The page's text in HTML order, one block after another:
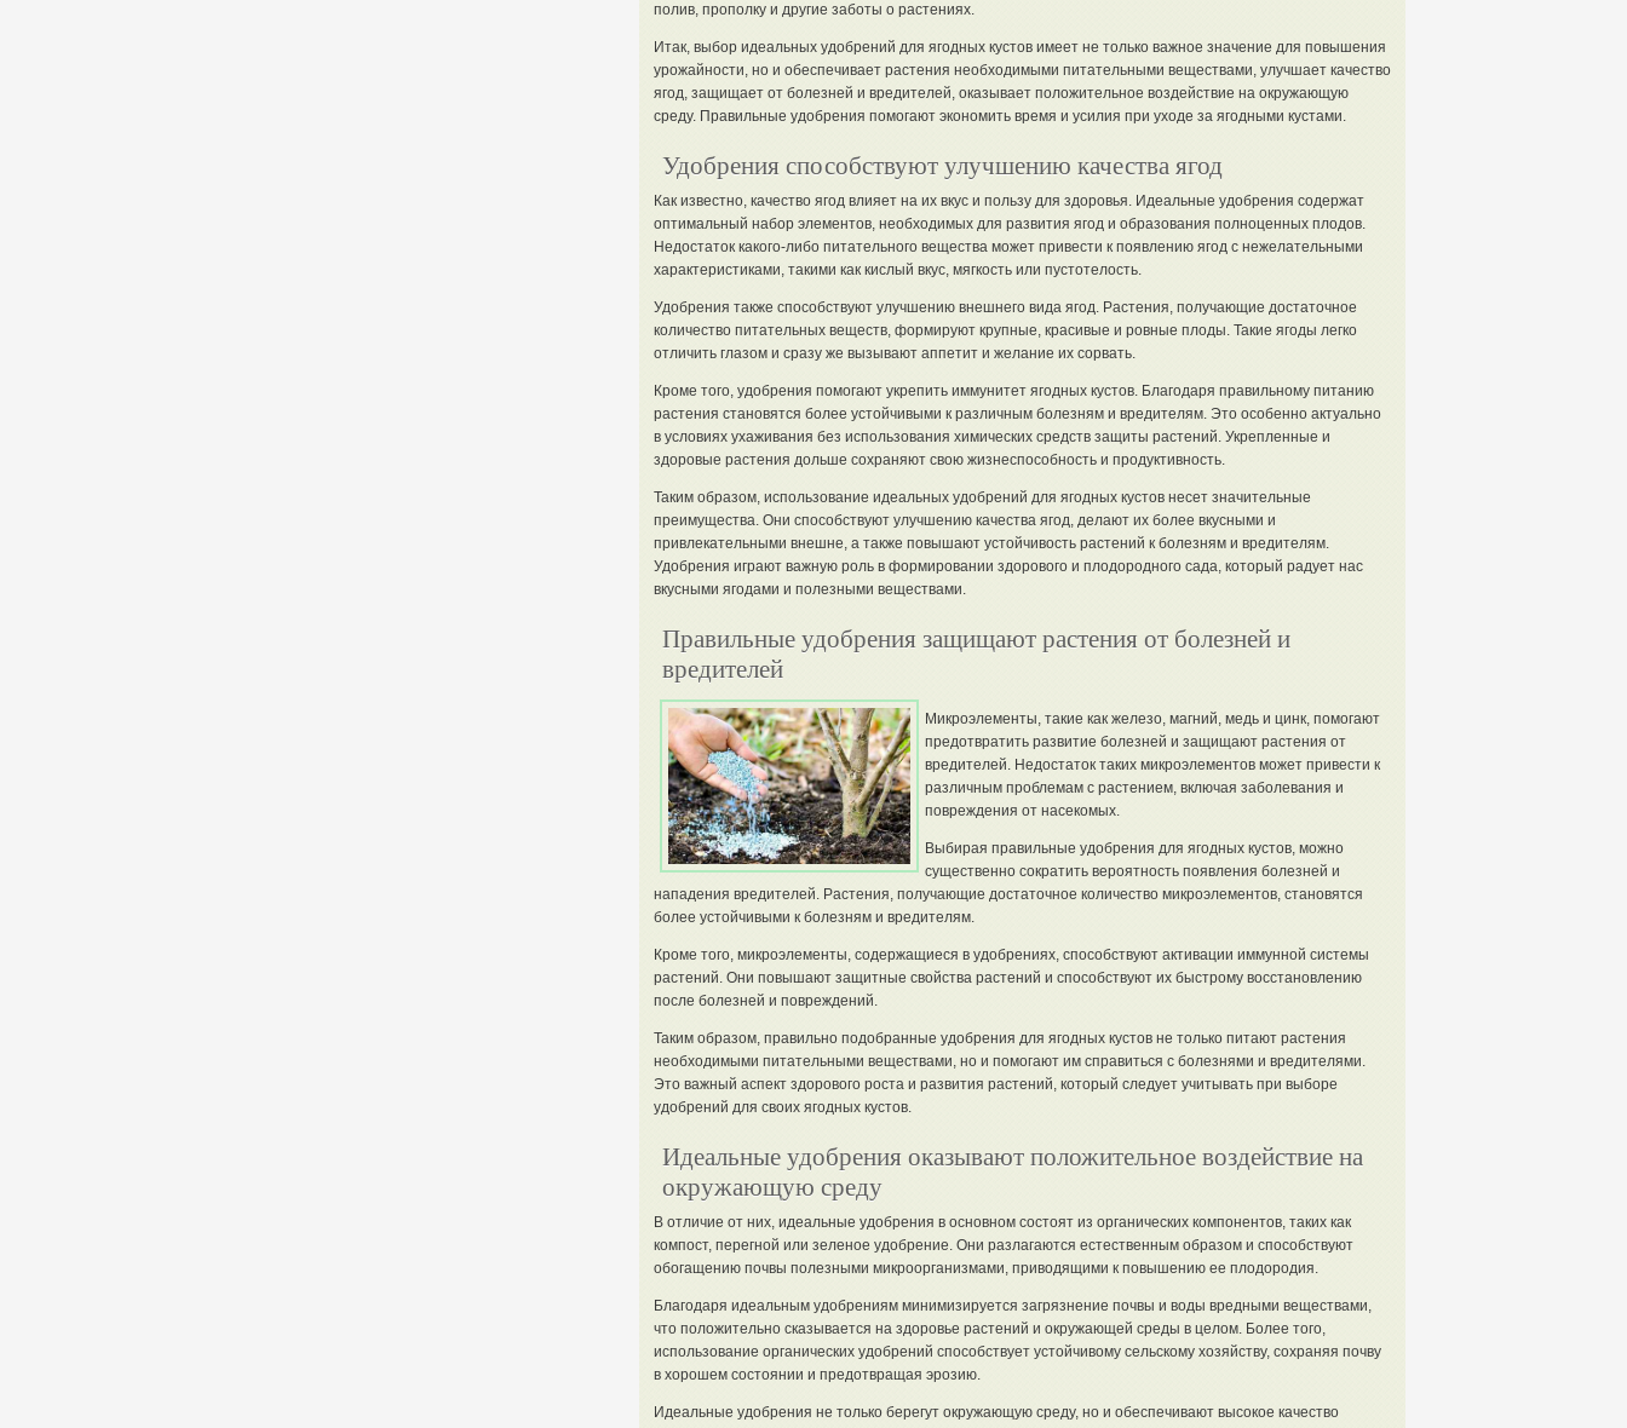
полив, прополку и другие заботы о растениях.
Итак, выбор идеальных удобрений для ягодных кустов имеет не только важное значение для повышения
урожайности, но и обеспечивает растения необходимыми питательными веществами, улучшает качество
ягод, защищает от болезней и вредителей, оказывает положительное воздействие на окружающую
среду. Правильные удобрения помогают экономить время и усилия при уходе за ягодными кустами.
Удобрения способствуют улучшению качества ягод
Как известно, качество ягод влияет на их вкус и пользу для здоровья. Идеальные удобрения содержат
оптимальный набор элементов, необходимых для развития ягод и образования полноценных плодов.
Недостаток какого-либо питательного вещества может привести к появлению ягод с нежелательными
характеристиками, такими как кислый вкус, мягкость или пустотелость.
Удобрения также способствуют улучшению внешнего вида ягод. Растения, получающие достаточное
количество питательных веществ, формируют крупные, красивые и ровные плоды. Такие ягоды легко
отличить глазом и сразу же вызывают аппетит и желание их сорвать.
Кроме того, удобрения помогают укрепить иммунитет ягодных кустов. Благодаря правильному питанию
растения становятся более устойчивыми к различным болезням и вредителям. Это особенно актуально
в условиях ухаживания без использования химических средств защиты растений. Укрепленные и
здоровые растения дольше сохраняют свою жизнеспособность и продуктивность.
Таким образом, использование идеальных удобрений для ягодных кустов несет значительные
преимущества. Они способствуют улучшению качества ягод, делают их более вкусными и
привлекательными внешне, а также повышают устойчивость растений к болезням и вредителям.
Удобрения играют важную роль в формировании здорового и плодородного сада, который радует нас
вкусными ягодами и полезными веществами.
Правильные удобрения защищают растения от болезней и
вредителей
Микроэлементы, такие как железо, магний, медь и цинк, помогают
предотвратить развитие болезней и защищают растения от
вредителей. Недостаток таких микроэлементов может привести к
различным проблемам с растением, включая заболевания и
повреждения от насекомых.
Выбирая правильные удобрения для ягодных кустов, можно
существенно сократить вероятность появления болезней и
нападения вредителей. Растения, получающие достаточное количество микроэлементов, становятся
более устойчивыми к болезням и вредителям.
Кроме того, микроэлементы, содержащиеся в удобрениях, способствуют активации иммунной системы
растений. Они повышают защитные свойства растений и способствуют их быстрому восстановлению
после болезней и повреждений.
Таким образом, правильно подобранные удобрения для ягодных кустов не только питают растения
необходимыми питательными веществами, но и помогают им справиться с болезнями и вредителями.
Это важный аспект здорового роста и развития растений, который следует учитывать при выборе
удобрений для своих ягодных кустов.
Идеальные удобрения оказывают положительное воздействие на
окружающую среду
В отличие от них, идеальные удобрения в основном состоят из органических компонентов, таких как
компост, перегной или зеленое удобрение. Они разлагаются естественным образом и способствуют
обогащению почвы полезными микроорганизмами, приводящими к повышению ее плодородия.
Благодаря идеальным удобрениям минимизируется загрязнение почвы и воды вредными веществами,
что положительно сказывается на здоровье растений и окружающей среды в целом. Более того,
использование органических удобрений способствует устойчивому сельскому хозяйству, сохраняя почву
в хорошем состоянии и предотвращая эрозию.
Идеальные удобрения не только берегут окружающую среду, но и обеспечивают высокое качество